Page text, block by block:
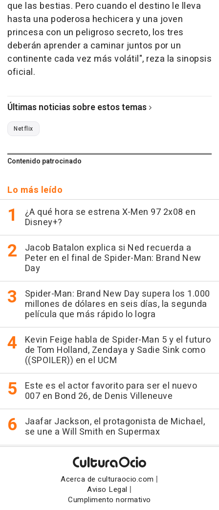
que las bestias. Pero cuando el destino le lleva
hasta una poderosa hechicera y una joven
princesa con un peligroso secreto, los tres
deberán aprender a caminar juntos por un
continente cada vez más volátil", reza la sinopsis
oficial.
Últimas noticias sobre estos temas
Netflix
Contenido patrocinado
Lo más leído
¿A qué hora se estrena X-Men 97 2x08 en
Disney+?
Jacob Batalon explica si Ned recuerda a
Peter en el final de Spider-Man: Brand New
Day
Spider-Man: Brand New Day supera los 1.000
millones de dólares en seis días, la segunda
película que más rápido lo logra
Kevin Feige habla de Spider-Man 5 y el futuro
de Tom Holland, Zendaya y Sadie Sink como
((SPOILER)) en el UCM
Este es el actor favorito para ser el nuevo
007 en Bond 26, de Denis Villeneuve
Jaafar Jackson, el protagonista de Michael,
se une a Will Smith en Supermax
Acerca de culturaocio.com |
Aviso Legal |
Cumplimento normativo